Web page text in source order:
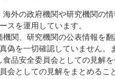
外の政府機関や研究機関の
スを運用しています。
関、研究機関の公表情報を
偽を一切確認していません
品安全委員会としての見解
会としての見解をまとめる